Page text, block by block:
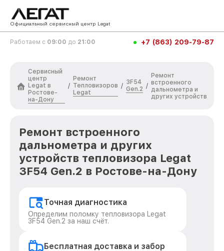
Официальный сервисный центр Legat
Работаем с 09:00 до 21:00 +7 (863) 209-79-87
Сервисный
центр
Legat в
Ростове-
на-Дону
/
Ремонт
Тепловизоров
Legat
/
3F54
Gen.2 /
Ремонт
встроенного
дальнометра и
других устройств
Ремонт встроенного
дальнометра и других
устройств тепловизора Legat
3F54 Gen.2 в Ростове-на-Дону
Точная диагностика
Определим поломку тепловизора Legat
3F54 Gen.2 за наш счёт.
Бесплатная доставка и забор